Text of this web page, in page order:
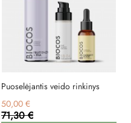
Puoselėjantis veido rinkinys
50,00 €
71,30 €